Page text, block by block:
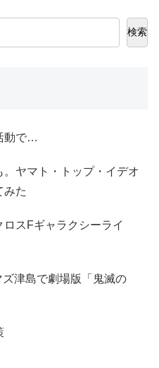
検索
動で…
ヤマト・トップ・イデオ
みた
スFギャラクシーライ
津島で劇場版「鬼滅の